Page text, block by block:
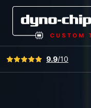
Bekijk alle reviews
9.9/10